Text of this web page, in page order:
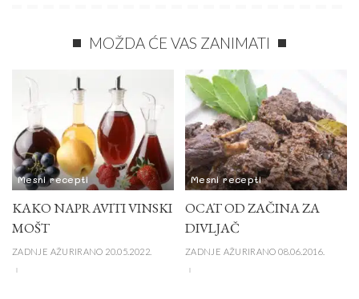
MOŽDA ĆE VAS ZANIMATI
Mesni recepti
KAKO NAPRAVITI VINSKI
MOŠT
ZADNJE AŽURIRANO 20.05.2022.
Mesni recepti
OCAT OD ZAČINA ZA
DIVLJAČ
ZADNJE AŽURIRANO 08.06.2016.